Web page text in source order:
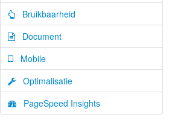
Bruikbaarheid
Document
Mobile
Optimalisatie
PageSpeed Insights